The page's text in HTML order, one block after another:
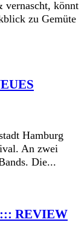
vernascht, könnt
zu Gemüte
Hamburg
An zwei
Die...
REVIEW